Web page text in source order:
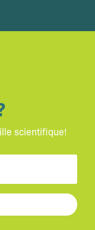
scientifique!